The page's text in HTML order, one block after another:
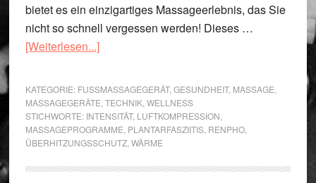
bietet es ein einzigartiges Massageerlebnis, das Sie
nicht so schnell vergessen werden! Dieses …
[Weiterlesen...]ÜberRENPHO
Ihr
HomeOffice
KATEGORIE: FUSSMASSAGEGERÄT , GESUNDHEIT, MASSAGE
MASSAGEGERÄTE TECHNIK, WELLNESS
STICHWORTE: INTENSITÄT, LUFTKOMPRESSION
MASSAGEPROGRAMME PLANTARFASZIITIS, RENPHO,
ÜBERHITZUNGSSCHUTZ, WÄRME